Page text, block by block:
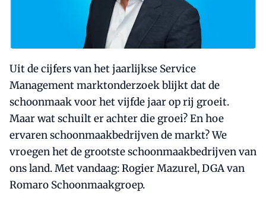
Uit de cijfers van het jaarlijkse Service
Management marktonderzoek blijkt dat de
schoonmaak voor het vijfde jaar op rij groeit.
Maar wat schuilt er achter die groei? En hoe
ervaren schoonmaakbedrijven de markt? We
vroegen het de grootste schoonmaakbedrijven van
ons land. Met vandaag: Rogier Mazurel, DGA van
Romaro Schoonmaakgroep.